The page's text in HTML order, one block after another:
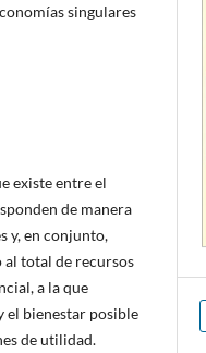
singulares
existe entre el
de manera
y, en conjunto,
al total de recursos
a la que
el bienestar posible
de utilidad.